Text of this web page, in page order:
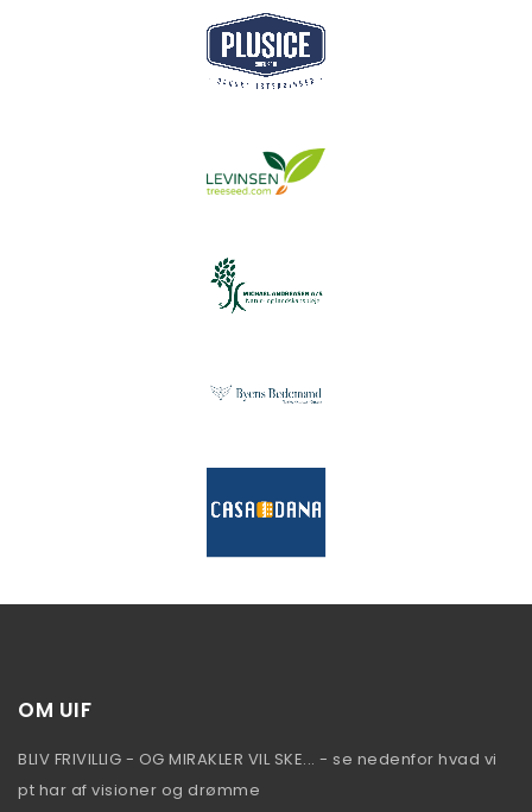
OM UIF
BLIV FRIVILLIG - OG MIRAKLER VIL SKE... - se nedenfor hvad vi
pt har af visioner og drømme